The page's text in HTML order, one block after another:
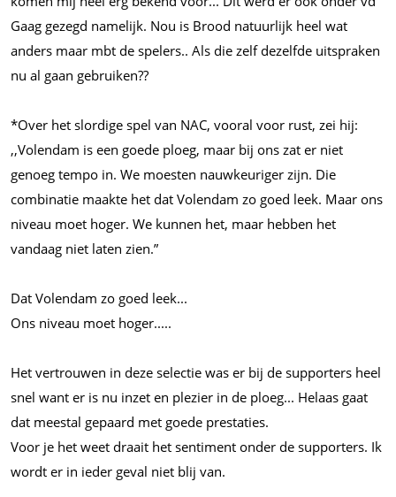
Gaag gezegd namelijk. Nou is Brood natuurlijk heel wat
anders maar mbt de spelers.. Als die zelf dezelfde uitspraken
nu al gaan gebruiken??
*Over het slordige spel van NAC, vooral voor rust, zei hij:
,,Volendam is een goede ploeg, maar bij ons zat er niet
genoeg tempo in. We moesten nauwkeuriger zijn. Die
combinatie maakte het dat Volendam zo goed leek. Maar ons
niveau moet hoger. We kunnen het, maar hebben het
vandaag niet laten zien.”
Dat Volendam zo goed leek...
Ons niveau moet hoger.....
Het vertrouwen in deze selectie was er bij de supporters heel
snel want er is nu inzet en plezier in de ploeg... Helaas gaat
dat meestal gepaard met goede prestaties.
Voor je het weet draait het sentiment onder de supporters. Ik
wordt er in ieder geval niet blij van.